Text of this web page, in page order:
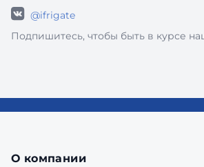
@ifrigate
Подпишитесь, чтобы быть в курсе
О компании